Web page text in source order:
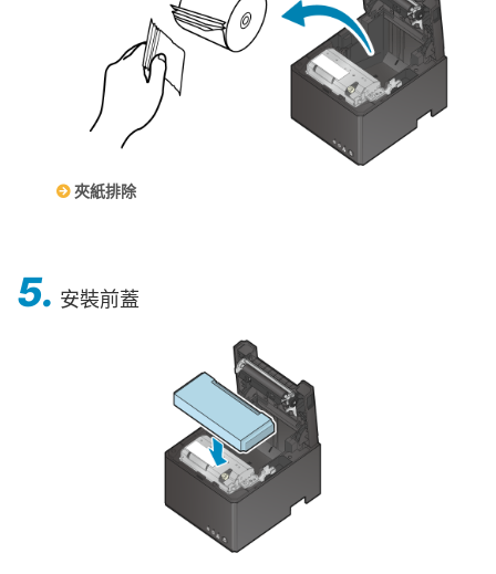
夾紙排除
5. 安裝前蓋